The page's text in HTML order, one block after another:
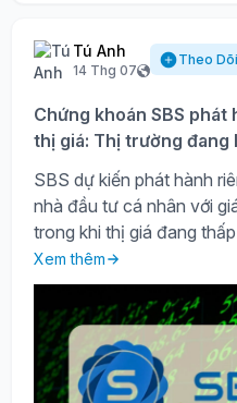
Tú Anh
14 Thg 07
Theo Dõi
Chứng khoán SBS phát
thị giá: Thị trường đang
SBS dự kiến phát hành
nhà đầu tư cá nhân với
trong khi thị giá đang
Xem thêm